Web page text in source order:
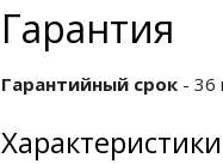
Гарантия
Гарантийный срок- 36
Характеристики